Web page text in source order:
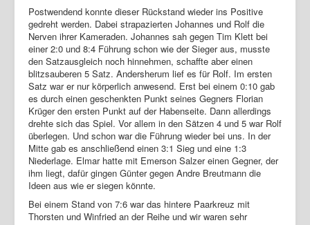
Postwendend konnte dieser Rückstand wieder ins Positive
gedreht werden. Dabei strapazierten Johannes und Rolf die
Nerven ihrer Kameraden. Johannes sah gegen Tim Klett bei
einer 2:0 und 8:4 Führung schon wie der Sieger aus, musste
den Satzausgleich noch hinnehmen, schaffte aber einen
blitzsauberen 5 Satz. Andersherum lief es für Rolf. Im ersten
Satz war er nur körperlich anwesend. Erst bei einem 0:10 gab
es durch einen geschenkten Punkt seines Gegners Florian
Krüger den ersten Punkt auf der Habenseite. Dann allerdings
drehte sich das Spiel. Vor allem in den Sätzen 4 und 5 war Rolf
überlegen. Und schon war die Führung wieder bei uns. In der
Mitte gab es anschließend einen 3:1 Sieg und eine 1:3
Niederlage. Elmar hatte mit Emerson Salzer einen Gegner, der
ihm liegt, dafür gingen Günter gegen Andre Breutmann die
Ideen aus wie er siegen könnte.
Bei einem Stand von 7:6 war das hintere Paarkreuz mit
Thorsten und Winfried an der Reihe und wir waren sehr